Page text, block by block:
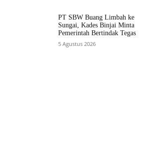
PT SBW Buang Limbah ke
Sungai, Kades Binjai Minta
Pemerintah Bertindak Tegas
5 Agustus 2026